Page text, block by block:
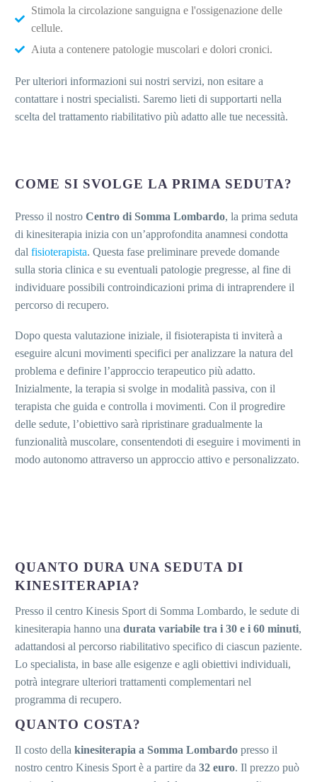
Stimola la circolazione sanguigna e l'ossigenazione delle
cellule.
Aiuta a contenere patologie muscolari e dolori cronici.
Per ulteriori informazioni sui nostri servizi, non esitare a
contattare i nostri specialisti. Saremo lieti di supportarti nella
scelta del trattamento riabilitativo più adatto alle tue necessità.
COME SI SVOLGE LA PRIMA SEDUTA?
Presso il nostro Centro di Somma Lombardo, la prima seduta
di kinesiterapia inizia con un’approfondita anamnesi condotta
dal fisioterapista. Questa fase preliminare prevede domande
sulla storia clinica e su eventuali patologie pregresse, al fine di
individuare possibili controindicazioni prima di intraprendere il
percorso di recupero.
Dopo questa valutazione iniziale, il fisioterapista ti inviterà a
eseguire alcuni movimenti specifici per analizzare la natura del
problema e definire l’approccio terapeutico più adatto.
Inizialmente, la terapia si svolge in modalità passiva, con il
terapista che guida e controlla i movimenti. Con il progredire
delle sedute, l’obiettivo sarà ripristinare gradualmente la
funzionalità muscolare, consentendoti di eseguire i movimenti in
modo autonomo attraverso un approccio attivo e personalizzato.
QUANTO DURA UNA SEDUTA DI
KINESITERAPIA?
Presso il centro Kinesis Sport di Somma Lombardo, le sedute di
kinesiterapia hanno una durata variabile tra i 30 e i 60 minuti,
adattandosi al percorso riabilitativo specifico di ciascun paziente.
Lo specialista, in base alle esigenze e agli obiettivi individuali,
potrà integrare ulteriori trattamenti complementari nel
programma di recupero.
QUANTO COSTA?
Il costo della kinesiterapia a Somma Lombardo presso il
nostro centro Kinesis Sport è a partire da 32 euro. Il prezzo può